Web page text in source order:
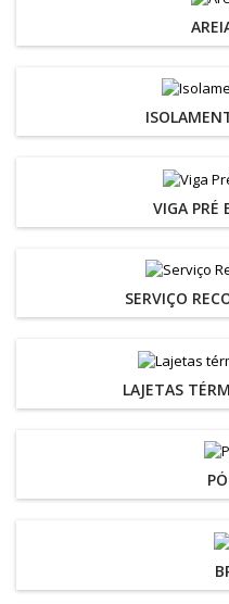
VIGA PRÉ
SERVIÇO
LAJETAS